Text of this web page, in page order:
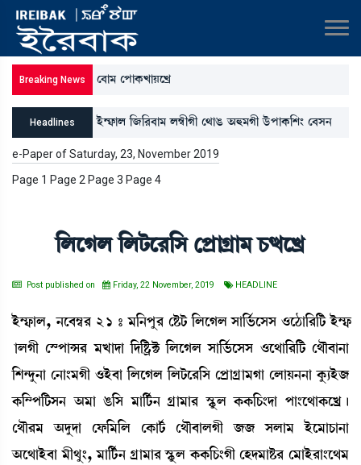
Breaking News ë¤à³ ëšàA¡JàÚìJø
Headlines
Òü´£¡àº [\[¹¤à³ º´¬ãKã ë=àR¡ "×³Kã l¡üšàA¡[Å} ë¤Î>
Åàƒå>à íºì¹
e-Paper of Saturday, 23, November 2019
Page 1 Page 2 Page 3 Page 4
[ºìKº [ºi¡ì¹[Î ëšøàNøà³ W¡xìJø
Post published on Friday, 22 November, 2019 HEADLINE
Òü´£¡àº, >ì¤´¬¹ 21 – ³[>šå¹ ëÊ¡i¡ [ºìKº Îà[®¢¡ìÎÎ *ìk¡à[¹[i¡ Òü´£
¡àºKã ëÑšàX¹ ³Jàƒà [ƒ[Ê¡öC¡ [ºìKº Îà[®¢¡ìÎÎ *ì=à[¹[i¡ ë=ï¤à>à
[Å@ƒå>à ë>à}³Kã *Òü¤à [ºìKº [ºi¡ì¹[Î ëšøàNøà³Kà ëºàÚ>>à Aå¡¸Òü\
A¡[´š[i¡Î> "³à R¡[Î ³à[i¢¡> Nøà³à¹ ÑHåþº A¡A¡[W¡}ƒà šà}ì=àA¡ìJø¡ú
ë=ï¹³ "ƒåƒà ëó¡[³[º ëA¡ài¢¡ ë=ï¤àºKã \\ Îºà³ Òüì³àW¡à>à
"ì=àÒü¤à ³ã=å}, ³à[i¢¡> Nøà³à¹ ÑHåþº A¡A¡[W¡}Kã ëÒƒ³àÊ¡¹ ë³àÒü¹à}ì=³